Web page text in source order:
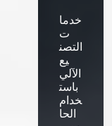
خدما
ت
التصن
يع
الآلي
باست
خدام
الحا